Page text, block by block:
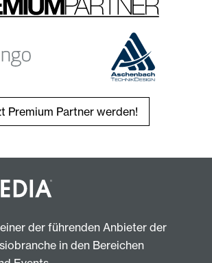
Premium Partner werden!
der führenden Anbieter der
in den Bereichen